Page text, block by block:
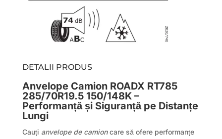
DETALII PRODUS
Anvelope Camion ROADX RT785
285/70R19.5 150/148K –
Performanță și Siguranță pe Distanțe
Lungi
Cauți anvelope de camioncare să ofere performanțe